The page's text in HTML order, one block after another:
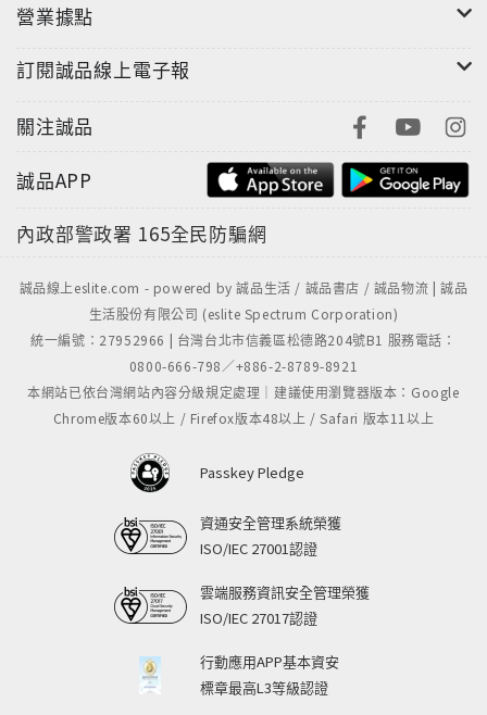
營業據點
訂閱誠品線上電子報
關注誠品
誠品APP
內政部警政署 165全民防騙網
誠品線上eslite.com - powered by 誠品生活 / 誠品書店 / 誠品物流 | 誠品
生活股份有限公司 (eslite Spectrum Corporation)
統一編號：27952966 | 台灣台北市信義區松德路204號B1 服務電話：
0800-666-798／+886-2-8789-8921
本網站已依台灣網站內容分級規定處理｜建議使用瀏覽器版本：Google
Chrome版本60以上 / Firefox版本48以上 / Safari 版本11以上
Passkey Pledge
資通安全管理系統榮獲
ISO/IEC 27001認證
雲端服務資訊安全管理榮獲
ISO/IEC 27017認證
行動應用APP基本資安
標章最高L3等級認證